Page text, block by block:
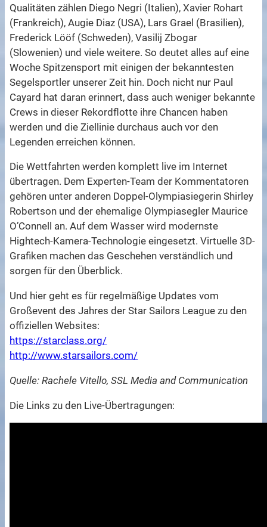
Qualitäten zählen Diego Negri (Italien), Xavier Rohart
(Frankreich), Augie Diaz (USA), Lars Grael (Brasilien),
Frederick Lööf (Schweden), Vasilij Zbogar
(Slowenien) und viele weitere. So deutet alles auf eine
Woche Spitzensport mit einigen der bekanntesten
Segelsportler unserer Zeit hin. Doch nicht nur Paul
Cayard hat daran erinnert, dass auch weniger bekannte
Crews in dieser Rekordflotte ihre Chancen haben
werden und die Ziellinie durchaus auch vor den
Legenden erreichen können.
Die Wettfahrten werden komplett live im Internet
übertragen. Dem Experten-Team der Kommentatoren
gehören unter anderen Doppel-Olympiasiegerin Shirley
Robertson und der ehemalige Olympiasegler Maurice
O’Connell an. Auf dem Wasser wird modernste
Hightech-Kamera-Technologie eingesetzt. Virtuelle 3D-
Grafiken machen das Geschehen verständlich und
sorgen für den Überblick.
Und hier geht es für regelmäßige Updates vom
Großevent des Jahres der Star Sailors League zu den
offiziellen Websites:
https://starclass.org/
http://www.starsailors.com/
Quelle: Rachele Vitello, SSL Media and Communication
Die Links zu den Live-Übertragungen: